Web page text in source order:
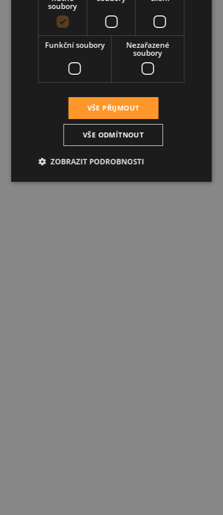
soubory
Funkční soubory
Nezařazené
soubory
VŠE PŘIJMOUT
VŠE ODMÍTNOUT
ZOBRAZIT PODROBNOSTI